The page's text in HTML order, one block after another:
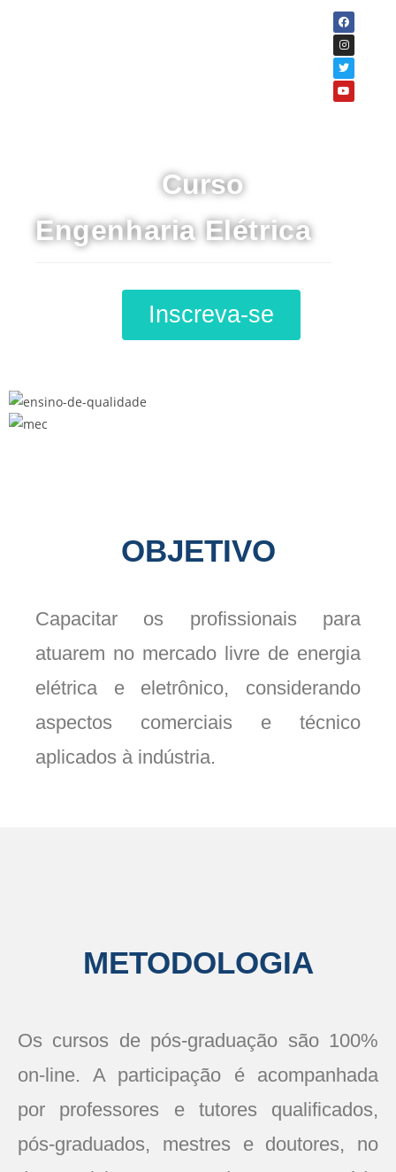
Curso
Engenharia Elétrica
Inscreva-se
OBJETIVO
Capacitar os profissionais para
atuarem no mercado livre de energia
elétrica e eletrônico, considerando
aspectos comerciais e técnico
aplicados à indústria.
METODOLOGIA
Os cursos de pós-graduação são 100%
on-line. A participação é acompanhada
por professores e tutores qualificados,
pós-graduados, mestres e doutores, no